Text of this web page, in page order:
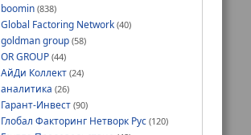
boomin (838)
Global Factoring Network (40)
goldman group (58)
OR GROUP (44)
АйДи Коллект (24)
аналитика (26)
Гарант-Инвест (90)
Глобал Факторинг Нетворк Рус (120)